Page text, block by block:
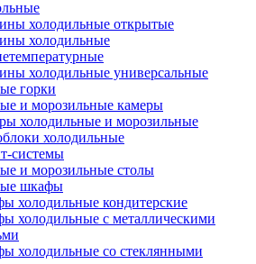
холодильные открытые
холодильные
холодильные универсальные
горки
и морозильные камеры
холодильные и морозильные
холодильные
системы
и морозильные столы
шкафы
холодильные кондитерские
холодильные с металлическими
холодильные со стеклянными